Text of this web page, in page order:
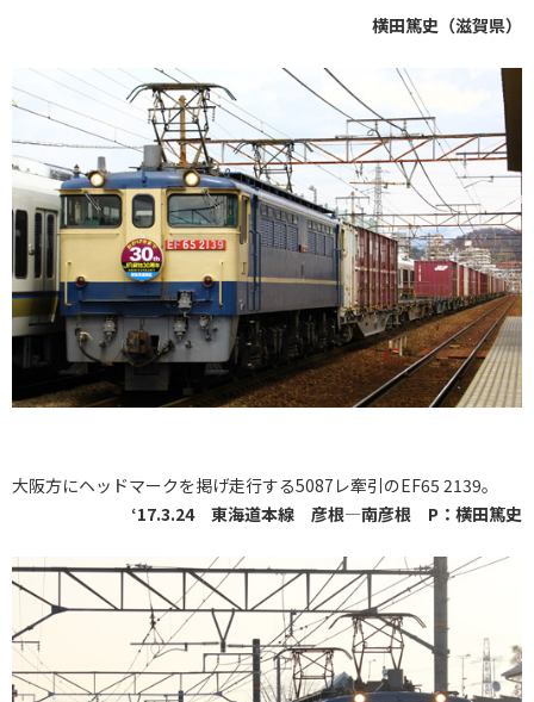
横田篤史（滋賀県）
大阪方にヘッドマークを掲げ走行する5087レ牽引のEF65 2139。
‘17.3.24 東海道本線 彦根―南彦根 P：横田篤史